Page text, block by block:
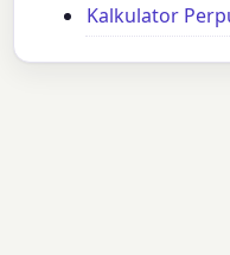
Kalkulator